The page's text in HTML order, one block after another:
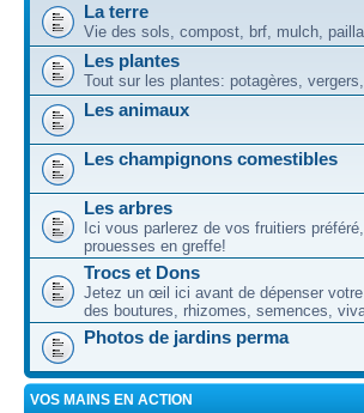
La terre
Vie des sols, compost, brf, mulch,
Les plantes
Tout sur les plantes: potagères,
Les animaux
Les champignons comestibles
Les arbres
Ici vous parlerez de vos fruitiers
prouesses en greffe!
Trocs et Dons
Jetez un œil ici avant de dépenser
des boutures, rhizomes, semences,
Photos de jardins perma
VOS MAINS EN ACTION